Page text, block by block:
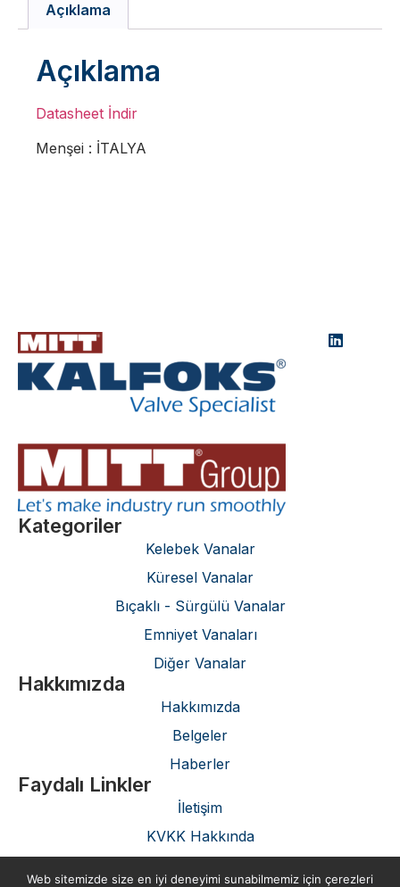
Açıklama
Açıklama
Datasheet İndir
Menşei : İTALYA
Kategoriler
Kelebek Vanalar
Küresel Vanalar
Bıçaklı - Sürgülü Vanalar
Emniyet Vanaları
Diğer Vanalar
Hakkımızda
Hakkımızda
Belgeler
Haberler
Faydalı Linkler
İletişim
KVKK Hakkında
Web sitemizde size en iyi deneyimi sunabilmemiz için çerezleri